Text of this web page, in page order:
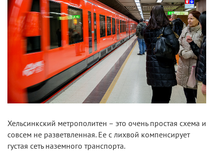
Хельсинкский метрополитен – это очень простая схема и
совсем не разветвленная. Ее с лихвой компенсирует
густая сеть наземного транспорта.